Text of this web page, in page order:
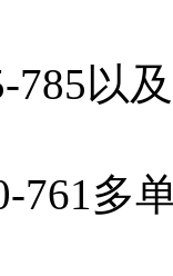
以及
多